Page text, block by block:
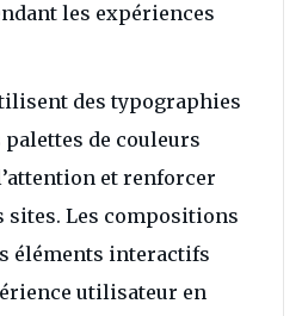
les expériences
des typographies
palettes de couleurs
et renforcer
sites. Les compositions
éléments interactifs
utilisateur en